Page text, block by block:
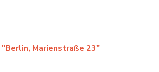
"Berlin, Marienstraße 23"